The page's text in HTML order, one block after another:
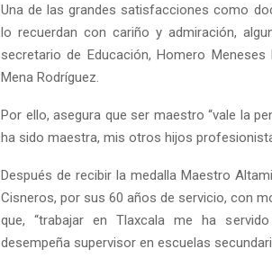
Una de las grandes satisfacciones como
lo recuerdan con cariño y admiración,
secretario de Educación, Homero
Mena Rodríguez.
Por ello, asegura que ser maestro “vale la
ha sido maestra, mis otros hijos
Después de recibir la medalla Maestro
Cisneros, por sus 60 años de servicio, con
que, “trabajar en Tlaxcala me ha
desempeña supervisor en escuelas